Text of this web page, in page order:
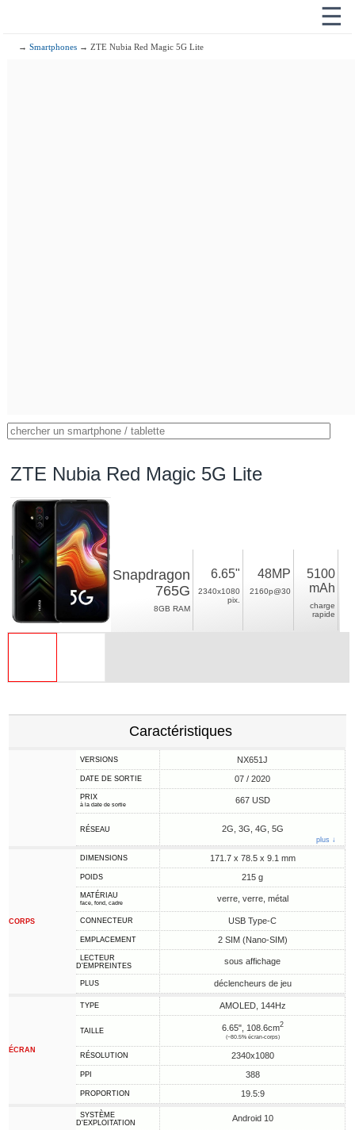
☰
→Smartphones → ZTE Nubia Red Magic 5G Lite
ZTE Nubia Red Magic 5G Lite
Snapdragon
765G
8GB RAM
6.65"
2340x1080
pix.
48MP
2160p@30
5100
mAh
charge
rapide
Caractéristiques
VERSIONS NX651J
DATE DE SORTIE 07 / 2020
PRIX
à la date de sortie 667 USD
RÉSEAU 2G, 3G, 4G, 5G
plus ↓
CORPS
DIMENSIONS 171.7 x 78.5 x 9.1 mm
POIDS 215 g
MATÉRIAU
face, fond, cadre verre, verre, métal
CONNECTEUR USB Type-C
EMPLACEMENT 2 SIM (Nano-SIM)
LECTEUR
D'EMPREINTES
sous affichage
PLUS déclencheurs de jeu
ÉCRAN
TYPE AMOLED, 144Hz
TAILLE 6.65", 108.6cm2
(~80.5% écran-corps)
RÉSOLUTION 2340x1080
PPI 388
PROPORTION 19.5:9
SYSTÈME
D'EXPLOITATION
Android 10